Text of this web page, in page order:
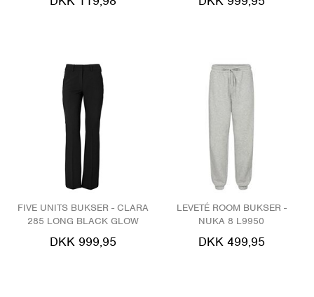
FIVE UNITS BUKSER - CLARA
285 LONG BLACK GLOW
DKK 999,95
LEVETÉ ROOM BUKSER -
NUKA 8 L9950
DKK 499,95